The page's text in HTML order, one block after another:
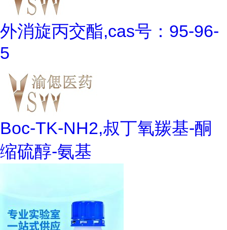
外消旋丙交酯,cas号：95-96-
5
Boc-TK-NH2,叔丁氧羰基-酮
缩硫醇-氨基